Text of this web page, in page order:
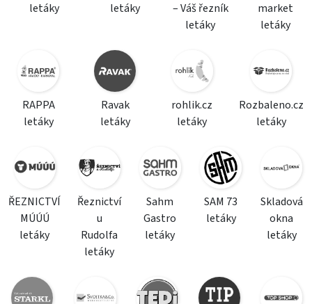
letáky
letáky
– Váš řezník
letáky
market
letáky
RAPPA
letáky
Ravak
letáky
rohlik.cz
letáky
Rozbaleno.cz
letáky
ŘEZNICTVÍ
MÚÚÚ
letáky
Řeznictví
u
Rudolfa
letáky
Sahm
Gastro
letáky
SAM 73
letáky
Skladová
okna
letáky